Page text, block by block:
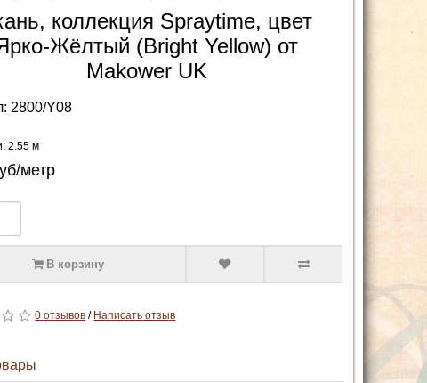
коллекция Spraytime, цвет
Жёлтый (Bright Yellow) от
Makower UK
2800/Y08
2.55 м
метр
В корзину
0 отзывов / Написать отзыв